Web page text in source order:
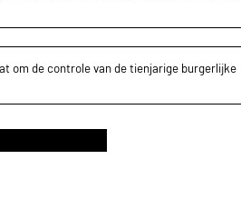
om de controle van de tienjarige burgerlijke